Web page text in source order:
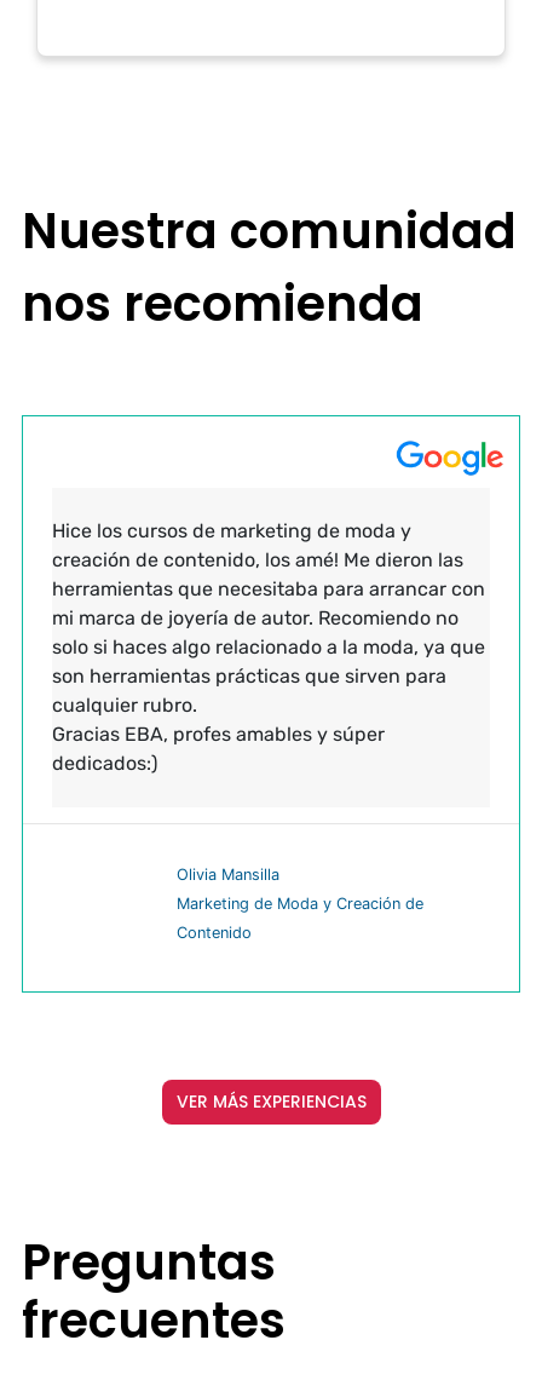
Nuestra comunidad
nos recomienda
Hice los cursos de marketing de moda y
creación de contenido, los amé! Me dieron las
herramientas que necesitaba para arrancar con
mi marca de joyería de autor. Recomiendo no
solo si haces algo relacionado a la moda, ya que
son herramientas prácticas que sirven para
cualquier rubro.
Gracias EBA, profes amables y súper
dedicados:)
Olivia Mansilla
Marketing de Moda y Creación de
Contenido
VER MÁS EXPERIENCIAS
Preguntas
frecuentes